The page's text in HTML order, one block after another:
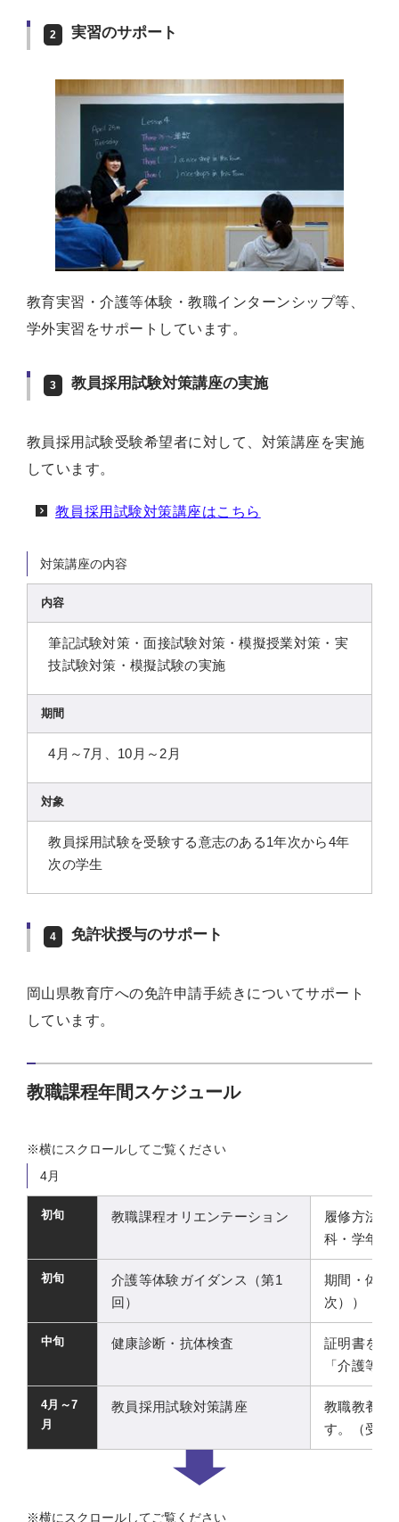
2 実習のサポート
教育実習・介護等体験・教職インターンシップ等、
学外実習をサポートしています。
3 教員採用試験対策講座の実施
教員採用試験受験希望者に対して、対策講座を実施
しています。
教員採用試験対策講座はこちら
対策講座の内容
内容
筆記試験対策・面接試験対策・模擬授業対策・実
技試験対策・模擬試験の実施
期間
4月～7月、10月～2月
対象
教員採用試験を受験する意志のある1年次から4年
次の学生
4 免許状授与のサポート
岡山県教育庁への免許申請手続きについてサポート
しています。
教職課程年間スケジュール
4月
初旬 教職課程オリエンテーション
履修方法・
科・学年ご
初旬
介護等体験ガイダンス（第1
回）
期間・体験
次））
中旬 健康診断・抗体検査
証明書を教
「介護等
4月～7
月
教員採用試験対策講座
教職教養・
す。（受験